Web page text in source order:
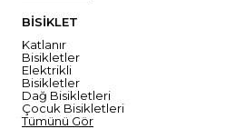
BİSİKLET
Katlanır
Bisikletler
Elektrikli
Bisikletler
Dağ Bisikletleri
Çocuk Bisikletleri
Tümünü Gör